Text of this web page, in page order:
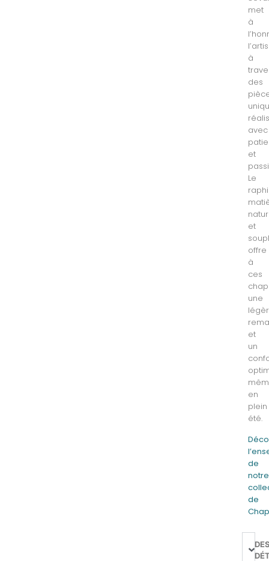
met
à
à
des
avec
et
Le
et
offre
à
ces
une
et
un
en
plein
été.
de
notre
de